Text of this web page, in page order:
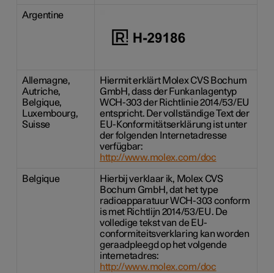
Argentine
Allemagne,
Autriche,
Belgique,
Luxembourg,
Suisse
Hiermit erklärt Molex CVS Bochum
GmbH, dass der Funkanlagentyp
WCH-303 der Richtlinie 2014/53/EU
entspricht. Der vollständige Text der
EU-Konformitätserklärung ist unter
der folgenden Internetadresse
verfügbar:
http://www.molex.com/doc
Belgique
Hierbij verklaar ik, Molex CVS
Bochum GmbH, dat het type
radioapparatuur WCH-303 conform
is met Richtlijn 2014/53/EU. De
volledige tekst van de EU-
conformiteitsverklaring kan worden
geraadpleegd op het volgende
internetadres:
http://www.molex.com/doc